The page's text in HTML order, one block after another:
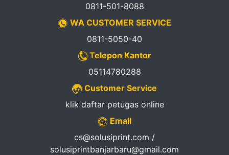
0811-501-8088
WA CUSTOMER SERVICE
0811-5050-40
Telepon Kantor
05114780288
Customer Service
klik daftar petugas online
Email
cs@solusiprint.com /
solusiprintbanjarbaru@gmail.com